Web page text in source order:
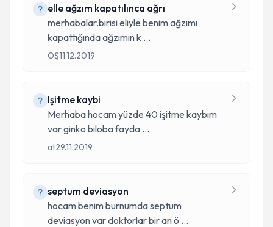
elle ağzım kapatılınca ağrı
merhabalar.birisi eliyle benim ağzımı
kapattığında ağzımın k ...
ÖŞ11.12.2019
Işitme kaybi
Merhaba hocam yüzde 40 işitme kaybım
var ginko biloba fayda ...
at29.11.2019
septum deviasyon
hocam benim burnumda septum
deviasyon var doktorlar bir an ö ...